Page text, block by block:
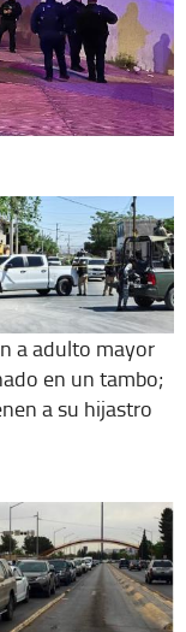
a adulto mayor
en un tambo;
a su hijastro